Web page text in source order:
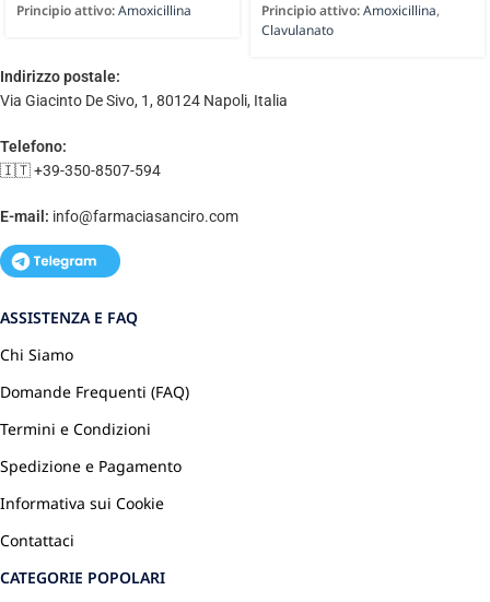
Principio attivo:Amoxicillina Principio attivo:Amoxicillina,
Clavulanato
Indirizzo postale:
Via Giacinto De Sivo, 1, 80124 Napoli, Italia
Telefono:
🇮🇹 +39-350-8507-594
E-mail: info@farmaciasanciro.com
ASSISTENZA E FAQ
Chi Siamo
Domande Frequenti (FAQ)
Termini e Condizioni
Spedizione e Pagamento
Informativa sui Cookie
Contattaci
CATEGORIE POPOLARI